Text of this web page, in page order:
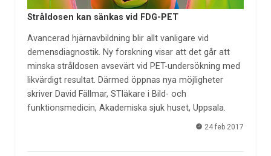
Stråldosen kan sänkas vid FDG-PET
Avancerad hjärnavbildning blir allt vanligare vid
demensdiagnostik. Ny forskning visar att det går att
minska stråldosen avsevärt vid PET-undersökning med
likvärdigt resultat. Därmed öppnas nya möjligheter
skriver David Fällmar, STläkare i Bild- och
funktionsmedicin, Akademiska sjuk huset, Uppsala.
24 feb 2017